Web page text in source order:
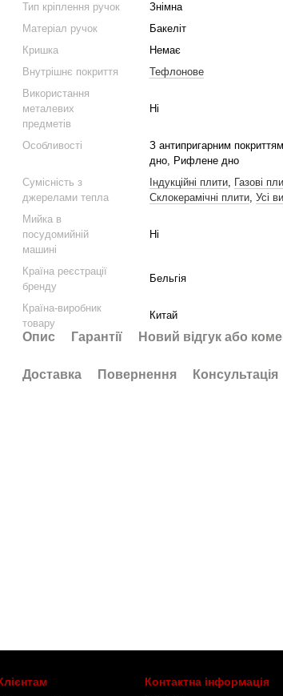
Тип кріплення ручок
Знімна
Матеріал ручок
Бакеліт
Кришка
Немає
Внутрішнє покриття
Тефлонове
Використання
металевих
предметів
Ні
Особливості
З антипригарним
дно, Рифлене дно
Сумісність з
джерелами тепла
Індукційні плити, Газові
Склокерамічні плити,Усі
Мийка в
посудомийній
машині
Ні
Країна реєстрації
бренду
Бельгія
Країна-виробник
товару
Китай
Опис Гарантії Новий відгук або
Доставка Повернення Консультація
Контактна інформація